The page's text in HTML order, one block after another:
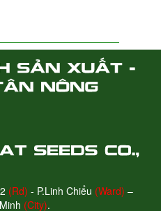
(Rd) - P.Linh Chiểu (Ward) –
(City).